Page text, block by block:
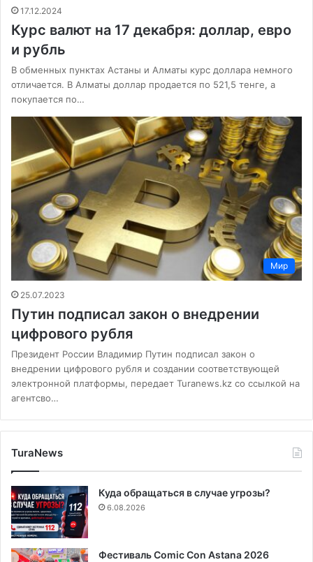
17.12.2024
Курс валют на 17 декабря: доллар, евро
и рубль
В обменных пунктах Астаны и Алматы курс доллара немного
отличается. В Алматы доллар продается по 521,5 тенге, а
покупается по…
Мир
25.07.2023
Путин подписал закон о внедрении
цифрового рубля
Президент России Владимир Путин подписал закон о
внедрении цифрового рубля и создании соответствующей
электронной платформы, передает Turanews.kz со ссылкой на
агентсво…
TuraNews
Куда обращаться в случае угрозы?
6.08.2026
Фестиваль Comic Con Astana 2026